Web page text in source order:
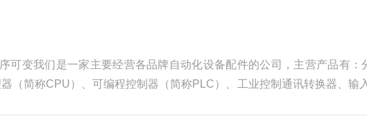
可变我们是一家主要经营各品牌自动化设备配件的公司，主营产品有：
（简称CPU）、可编程控制器（简称PLC）、工业控制通讯转换器、输